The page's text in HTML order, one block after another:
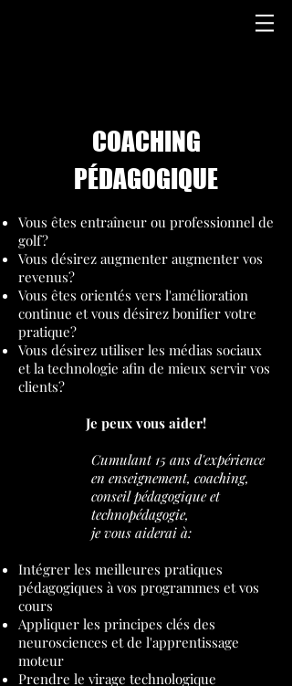
COACHING
PÉDAGOGIQUE
Vous êtes entraîneur ou professionnel de
golf?
Vous désirez augmenter augmenter vos
revenus?
Vous êtes orientés vers l'amélioration
continue et vous désirez bonifier votre
pratique?
Vous désirez utiliser les médias sociaux
et la technologie afin de mieux servir vos
clients?
Je peux vous aider!
Cumulant 15 ans d'expérience
en enseignement, coaching,
conseil pédagogique et
technopédagogie,
je vous aiderai à:
Intégrer les meilleures pratiques
pédagogiques à vos programmes et vos
cours
Appliquer les principes clés des
neurosciences et de l'apprentissage
moteur
Prendre le virage technologique